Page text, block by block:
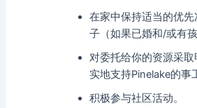
在家中保持适当的优
子（如果已婚和/或有孩
对委托给你的资源采
实地支持Pinelake的事
积极参与社区活动。